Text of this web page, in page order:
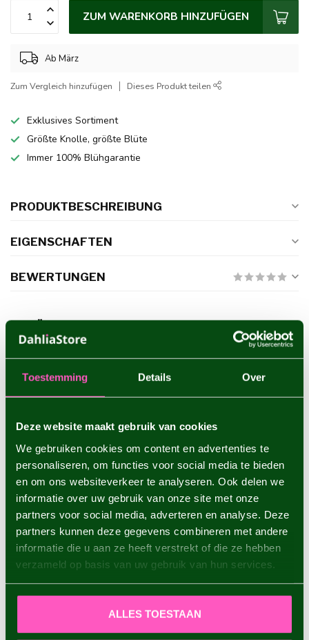
Toestemming Details Over
Deze website maakt gebruik van cookies
We gebruiken cookies om content en advertenties te
personaliseren, om functies voor social media te bieden
en om ons websiteverkeer te analyseren. Ook delen we
informatie over uw gebruik van onze site met onze
partners voor social media, adverteren en analyse. Deze
partners kunnen deze gegevens combineren met andere
informatie die u aan ze heeft verstrekt of die ze hebben
verzameld op basis van uw gebruik van hun services.
ALLES TOESTAAN
ZUM WARENKORB HINZUFÜGEN
Ab März
Zum Vergleich hinzufügen Dieses Produkt teilen
Exklusives Sortiment
Größte Knolle, größte Blüte
Immer 100% Blühgarantie
PRODUKTBESCHREIBUNG
EIGENSCHAFTEN
BEWERTUNGEN
Dahlie Copperboy
Dahlie Sam Hopkins €4,95
Dahlie Waltzing Mathilda €4,95
ZULETZT ANGESEHEN